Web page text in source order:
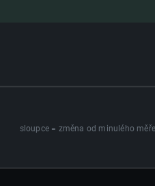
sloupce = změna od minulého